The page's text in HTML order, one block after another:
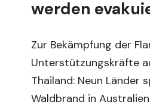
werden
Zur Bekämpfung der
Unterstützungskräfte
Thailand: Neun Länder
Waldbrand in